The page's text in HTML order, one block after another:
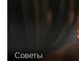
Советы